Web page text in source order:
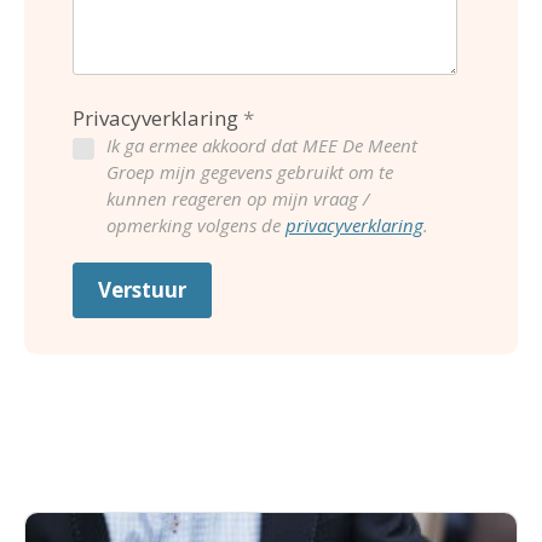
Privacyverklaring
Ik ga ermee akkoord dat MEE De Meent
Groep mijn gegevens gebruikt om te
kunnen reageren op mijn vraag /
opmerking volgens de privacyverklaring.
Verstuur